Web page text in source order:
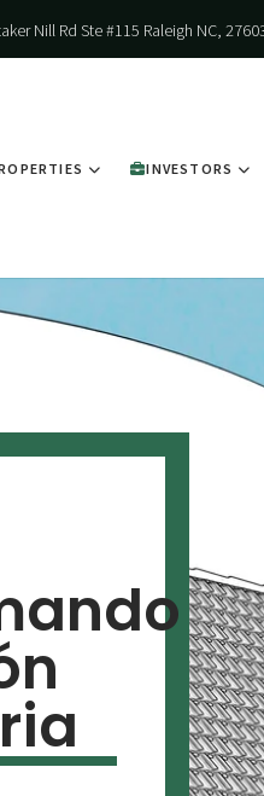
Nill Rd Ste #115 Raleigh NC,
INVESTORS